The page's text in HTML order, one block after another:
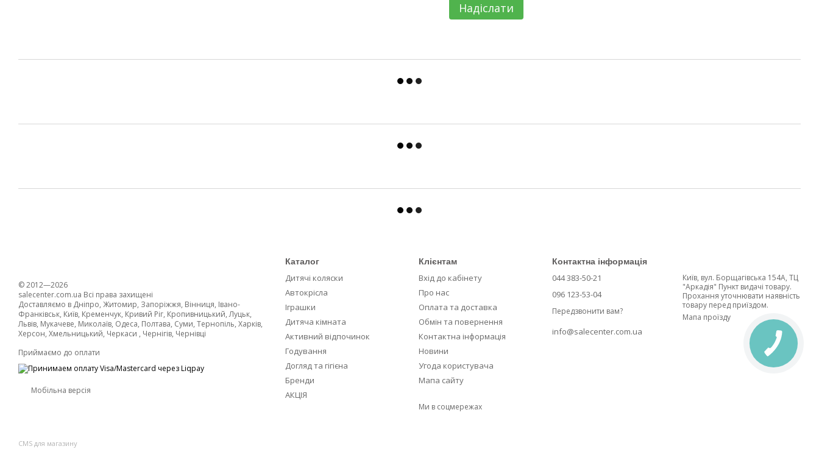
Надіслати
© 2012—2026
salecenter.com.ua Всі права захищені
Доставляємо в Дніпро, Житомир, Запоріжжя, Вінниця, Івано-
Франківськ, Київ, Кременчук, Кривий Ріг, Кропивницький, Луцьк,
Львів, Мукачеве, Миколаїв, Одеса, Полтава, Суми, Тернопіль, Харків,
Херсон, Хмельницький, Черкаси , Чернігів, Чернівці
Приймаємо до оплати
Мобільна версія
CMS для магазину
Каталог
Дитячі коляски
Автокрісла
Іграшки
Дитяча кімната
Активний відпочинок
Годування
Догляд та гігієна
Бренди
АКЦІЯ
Клієнтам
Вхід до кабінету
Про нас
Оплата та доставка
Обмін та повернення
Контактна інформація
Новини
Угода користувача
Мапа сайту
Ми в соцмережах
Контактна інформація
044 383-50-21
096 123-53-04
Передзвонити вам?
info@salecenter.com.ua
Київ, вул. Борщагівська 154А, ТЦ
"Аркадія" Пункт видачі товару.
Прохання уточнювати наявність
товару перед приїздом.
Мапа проїзду